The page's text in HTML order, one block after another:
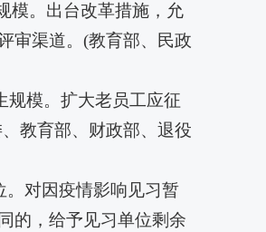
模。出台改革措施，允
审渠道。(教育部、民政
规模。扩大老员工应征
教育部、财政部、退役
。对因疫情影响见习暂
的，给予见习单位剩余